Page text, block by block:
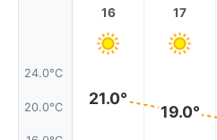
24.0°C
20.0°C
16
21.0°
17
19.0°